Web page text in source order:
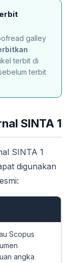
galley
terbit di
terbit
SINTA 1
SINTA 1
digunakan
Scopus
angka